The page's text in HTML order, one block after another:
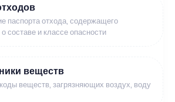
паспорта отхода, содержащего
составе и классе опасности
веществ
веществ, загрязняющих воздух, воду